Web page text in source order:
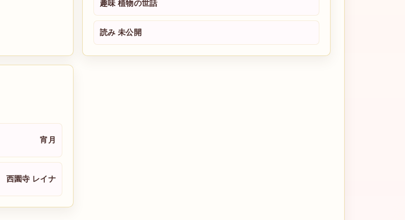
趣味 植物の世話
読み 未公開
宵月
西園寺 レイナ